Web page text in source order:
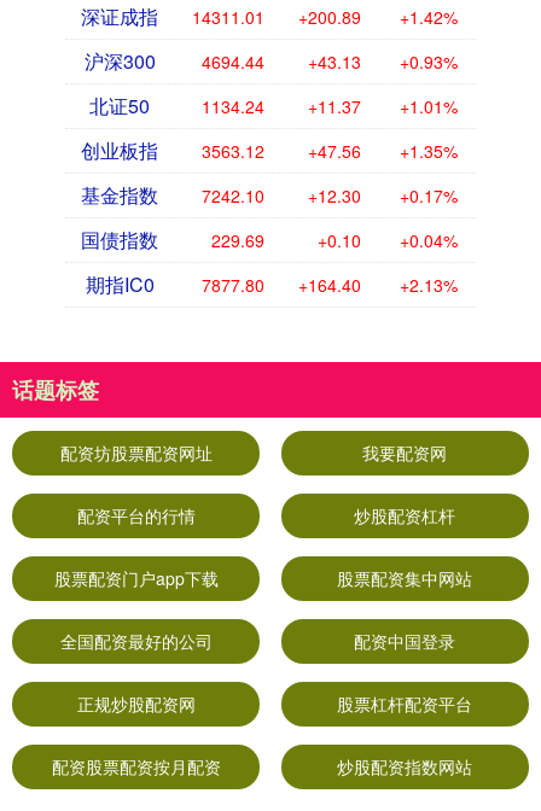
深证成指 14311.01 +200.89 +1.42%
沪深300 4694.44 +43.13 +0.93%
北证50 1134.24 +11.37 +1.01%
创业板指 3563.12 +47.56 +1.35%
基金指数 7242.10 +12.30 +0.17%
国债指数 229.69 +0.10 +0.04%
期指IC0 7877.80 +164.40 +2.13%
话题标签
配资坊股票配资网址 我要配资网
配资平台的行情 炒股配资杠杆
股票配资门户app下载 股票配资集中网站
全国配资最好的公司 配资中国登录
正规炒股配资网 股票杠杆配资平台
配资股票配资按月配资 炒股配资指数网站